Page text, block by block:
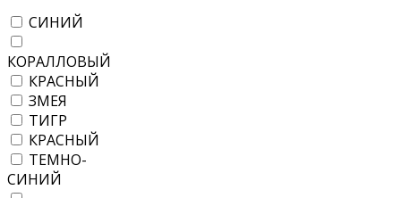
СИНИЙ
КОРАЛЛОВЫЙ
КРАСНЫЙ
ЗМЕЯ
ТИГР
КРАСНЫЙ
ТЕМНО-
СИНИЙ